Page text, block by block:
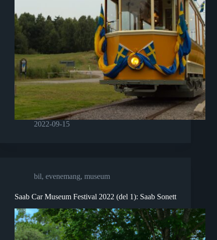
2022-09-15
bil, evenemang, museum
Saab Car Museum Festival 2022 (del 1): Saab Sonett